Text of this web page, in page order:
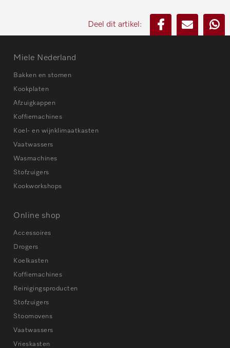
Deel dit artikel:
Miele Nederland
Bakken en stomen
Kookplaten
Afzuigkappen
Koffiemachines
Koel- en wijnklimaatkasten
Vaatwassers
Wasmachines
Stofzuigers
Kookworkshops
Online shop
Accessoires
Drogers
Koelkasten
Koffiemachines
Reinigingsproducten
Stofzuigers
Stoomovens
Vaatwassers
Vrieskasten